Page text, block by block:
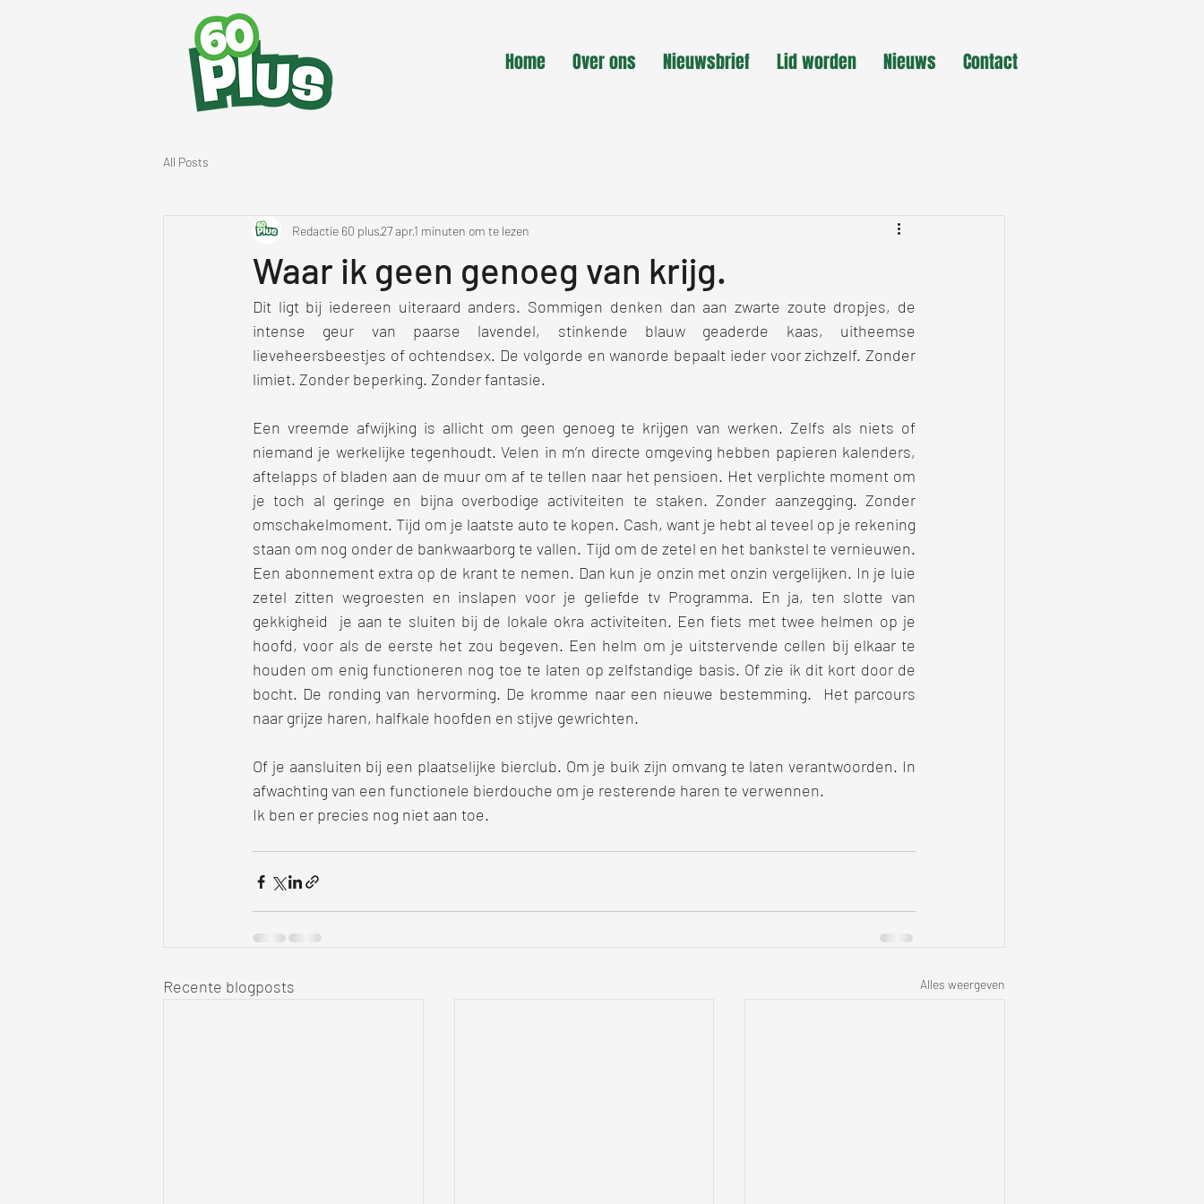
Home Over ons Nieuwsbrief Lid worden Nieuws Contact
All Posts
Waar ik geen genoeg van krijg.
Redactie 60 plus27 apr1 minuten om te lezen
Dit ligt bij iedereen uiteraard anders. Sommigen denken dan aan zwarte zoute dropjes, de
intense geur van paarse lavendel, stinkende blauw geaderde kaas, uitheemse
lieveheersbeestjes of ochtendsex. De volgorde en wanorde bepaalt ieder voor zichzelf. Zonder
limiet. Zonder beperking. Zonder fantasie.
Een vreemde afwijking is allicht om geen genoeg te krijgen van werken. Zelfs als niets of
niemand je werkelijke tegenhoudt. Velen in m’n directe omgeving hebben papieren kalenders,
aftelapps of bladen aan de muur om af te tellen naar het pensioen. Het verplichte moment om
je toch al geringe en bijna overbodige activiteiten te staken. Zonder aanzegging. Zonder
omschakelmoment. Tijd om je laatste auto te kopen. Cash, want je hebt al teveel op je rekening
staan om nog onder de bankwaarborg te vallen. Tijd om de zetel en het bankstel te vernieuwen.
Een abonnement extra op de krant te nemen. Dan kun je onzin met onzin vergelijken. In je luie
zetel zitten wegroesten en inslapen voor je geliefde tv Programma. En ja, ten slotte van
gekkigheid  je aan te sluiten bij de lokale okra activiteiten. Een fiets met twee helmen op je
hoofd, voor als de eerste het zou begeven. Een helm om je uitstervende cellen bij elkaar te
houden om enig functioneren nog toe te laten op zelfstandige basis. Of zie ik dit kort door de
bocht. De ronding van hervorming. De kromme naar een nieuwe bestemming.  Het parcours
naar grijze haren, halfkale hoofden en stijve gewrichten.
Of je aansluiten bij een plaatselijke bierclub. Om je buik zijn omvang te laten verantwoorden. In
afwachting van een functionele bierdouche om je resterende haren te verwennen.
Ik ben er precies nog niet aan toe.
Recente blogposts Alles weergeven